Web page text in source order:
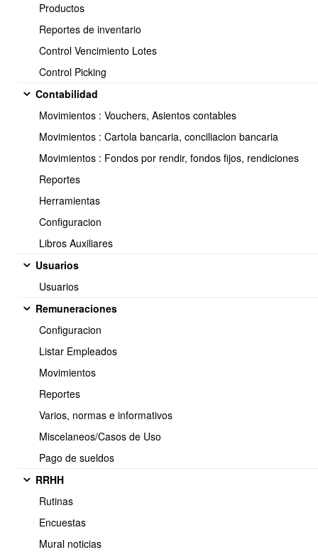
Productos
Reportes de inventario
Control Vencimiento Lotes
Control Picking
Contabilidad
Movimientos : Vouchers, Asientos contables
Movimientos : Cartola bancaria, conciliacion bancaria
Movimientos : Fondos por rendir, fondos fijos, rendiciones
Reportes
Herramientas
Configuracion
Libros Auxiliares
Usuarios
Usuarios
Remuneraciones
Configuracion
Listar Empleados
Movimientos
Reportes
Varios, normas e informativos
Miscelaneos/Casos de Uso
Pago de sueldos
RRHH
Rutinas
Encuestas
Mural noticias
Una vez seleccionados, al Final del panel debe indicar en el
recuadro de Acciones:3.-Pasar a Libro Compras. Ejecutar
Ingresar DTE Recibidoa libros de compra:
Puede utilizar el Perido del 1er documento para todos los Dte que
pequeño y selecionando el Periodo en el primer item, los demas
los tomará automaticamente el sistema.
Para el efecto contable indicar la cuenta de gastos y si lleva contorl